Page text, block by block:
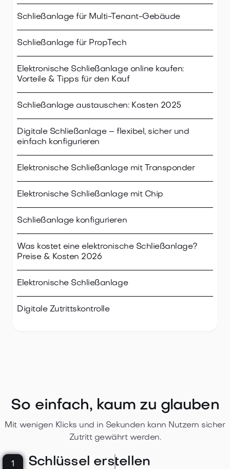
Schließanlage für Multi-Tenant-Gebäude
Schließanlage für PropTech
Elektronische Schließanlage online kaufen:
Vorteile & Tipps für den Kauf
Schließanlage austauschen: Kosten 2025
Digitale Schließanlage – flexibel, sicher und
einfach konfigurieren
Elektronische Schließanlage mit Transponder
Elektronische Schließanlage mit Chip
Schließanlage konfigurieren
Was kostet eine elektronische Schließanlage?
Preise & Kosten 2026
Elektronische Schließanlage
Digitale Zutrittskontrolle
So einfach, kaum zu glauben
Mit wenigen Klicks und in Sekunden kann Nutzern sicher
Zutritt gewährt werden.
Schlüssel erstellen
1